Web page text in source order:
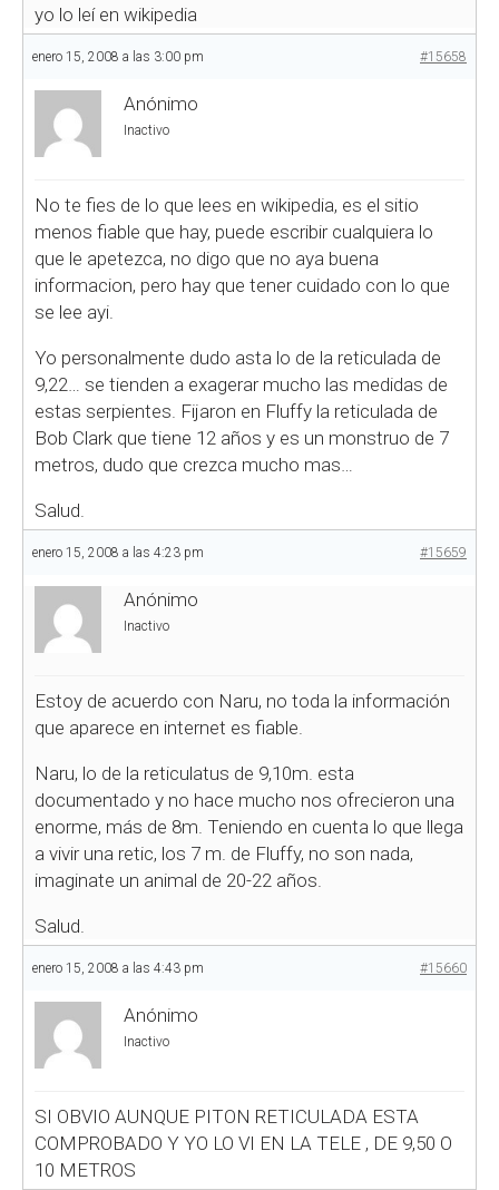
yo lo leí en wikipedia
enero 15, 2008 a las 3:00 pm #15658
Anónimo
Inactivo
No te fies de lo que lees en wikipedia, es el sitio
menos fiable que hay, puede escribir cualquiera lo
que le apetezca, no digo que no aya buena
informacion, pero hay que tener cuidado con lo que
se lee ayi.
Yo personalmente dudo asta lo de la reticulada de
9,22… se tienden a exagerar mucho las medidas de
estas serpientes. Fijaron en Fluffy la reticulada de
Bob Clark que tiene 12 años y es un monstruo de 7
metros, dudo que crezca mucho mas…
Salud.
enero 15, 2008 a las 4:23 pm #15659
Anónimo
Inactivo
Estoy de acuerdo con Naru, no toda la información
que aparece en internet es fiable.
Naru, lo de la reticulatus de 9,10m. esta
documentado y no hace mucho nos ofrecieron una
enorme, más de 8m. Teniendo en cuenta lo que llega
a vivir una retic, los 7 m. de Fluffy, no son nada,
imaginate un animal de 20-22 años.
Salud.
enero 15, 2008 a las 4:43 pm #15660
Anónimo
Inactivo
SI OBVIO AUNQUE PITON RETICULADA ESTA
COMPROBADO Y YO LO VI EN LA TELE , DE 9,50 O
10 METROS